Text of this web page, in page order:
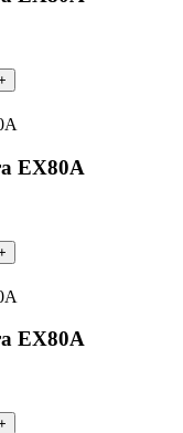
EX80A
EX80A